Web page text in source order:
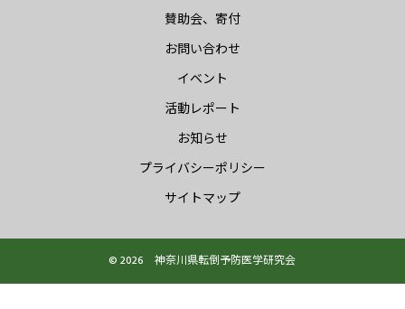
賛助会、寄付
お問い合わせ
イベント
活動レポート
お知らせ
プライバシーポリシー
サイトマップ
© 2026 神奈川県転倒予防医学研究会